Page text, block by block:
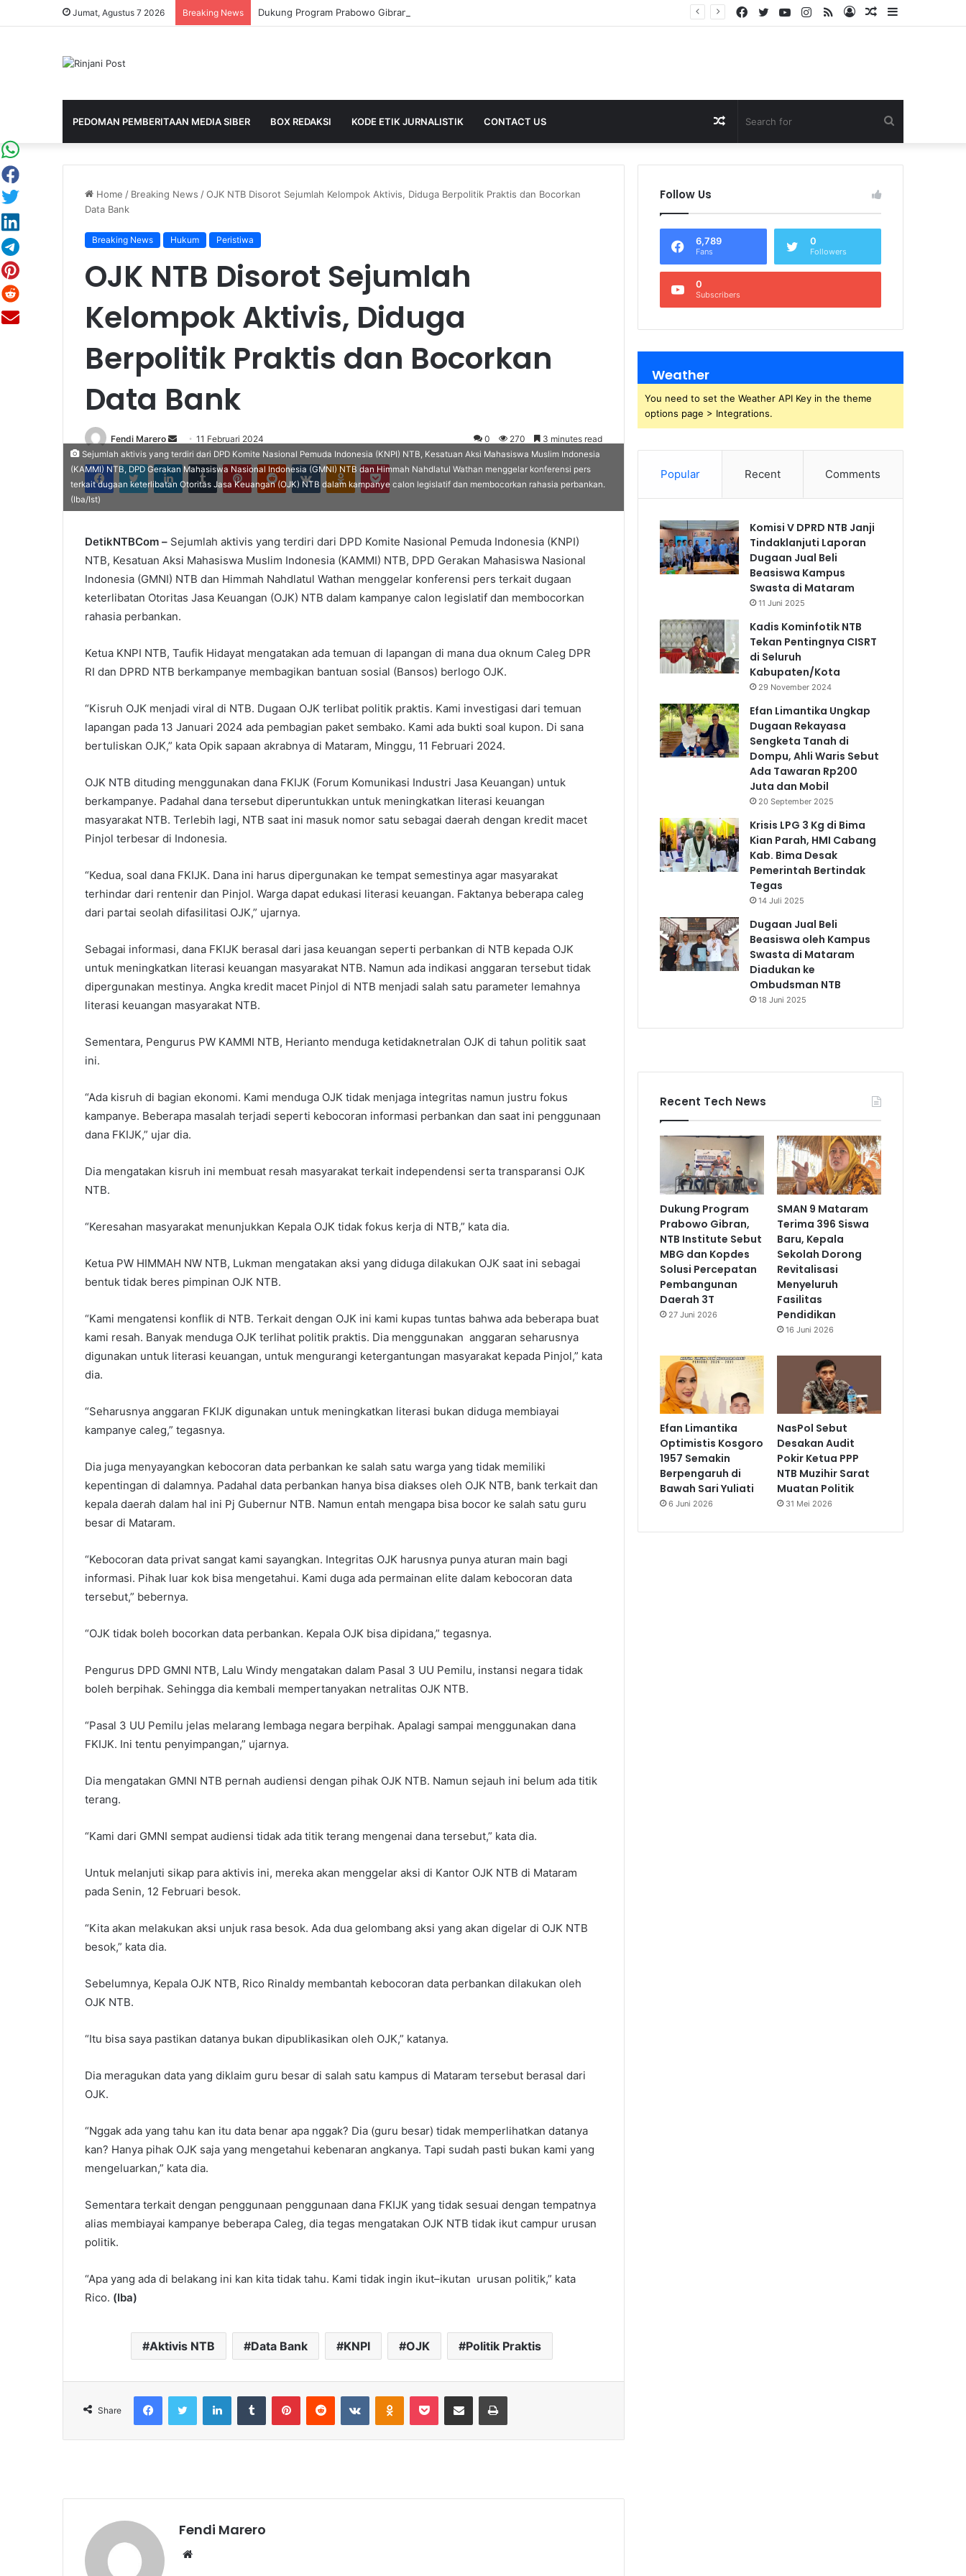
Jumat, Agustus 7 2026 Breaking News
Random
Log
RSS
Instagram
YouTube
Twitter
Facebook
PEDOMAN PEMBERITAAN MEDIA SIBER BOX REDAKSI KODE ETIK JURNALISTIK CONTACT US
for
Random
Article
Home / Breaking News /OJK NTB Disorot Sejumlah Kelompok Aktivis, Diduga Berpolitik Praktis dan Bocorkan
Data Bank
Breaking News Hukum Peristiwa
OJK NTB Disorot Sejumlah
Kelompok Aktivis, Diduga
Berpolitik Praktis dan Bocorkan
Data Bank
Fendi Marero
Send
an
email
11 Februari 2024 0 270 3 minutes read
FacebookTwitter LinkedIn Tumblr PinterestReddit VKontakteOdnoklassniki
Pocket
Sejumlah aktivis yang terdiri dari DPD Komite Nasional Pemuda Indonesia (KNPI) NTB, Kesatuan Aksi Mahasiswa Muslim Indonesia
(KAMMI) NTB, DPD Gerakan Mahasiswa Nasional Indonesia (GMNI) NTB dan Himmah Nahdlatul Wathan menggelar konferensi pers
terkait dugaan keterlibatan Otoritas Jasa Keuangan (OJK) NTB dalam kampanye calon legislatif dan membocorkan rahasia perbankan.
(Iba/Ist)
DetikNTBCom – Sejumlah aktivis yang terdiri dari DPD Komite Nasional Pemuda Indonesia (KNPI)
NTB, Kesatuan Aksi Mahasiswa Muslim Indonesia (KAMMI) NTB, DPD Gerakan Mahasiswa Nasional
Indonesia (GMNI) NTB dan Himmah Nahdlatul Wathan menggelar konferensi pers terkait dugaan
keterlibatan Otoritas Jasa Keuangan (OJK) NTB dalam kampanye calon legislatif dan membocorkan
rahasia perbankan.
Ketua KNPI NTB, Taufik Hidayat mengatakan ada temuan di lapangan di mana dua oknum Caleg DPR
RI dan DPRD NTB berkampanye membagikan bantuan sosial (Bansos) berlogo OJK.
“Kisruh OJK menjadi viral di NTB. Dugaan OJK terlibat politik praktis. Kami investigasi dari temuan
lapangan pada 13 Januari 2024 ada pembagian paket sembako. Kami ada bukti soal kupon. Di sana
bertuliskan OJK,” kata Opik sapaan akrabnya di Mataram, Minggu, 11 Februari 2024.
OJK NTB dituding menggunakan dana FKIJK (Forum Komunikasi Industri Jasa Keuangan) untuk
berkampanye. Padahal dana tersebut diperuntukkan untuk meningkatkan literasi keuangan
masyarakat NTB. Terlebih lagi, NTB saat ini masuk nomor satu sebagai daerah dengan kredit macet
Pinjol terbesar di Indonesia.
“Kedua, soal dana FKIJK. Dana ini harus dipergunakan ke tempat semestinya agar masyarakat
terhindar dari rentenir dan Pinjol. Warga dapat edukasi literasi keuangan. Faktanya beberapa caleg
dari partai seolah difasilitasi OJK,” ujarnya.
Sebagai informasi, dana FKIJK berasal dari jasa keuangan seperti perbankan di NTB kepada OJK
untuk meningkatkan literasi keuangan masyarakat NTB. Namun ada indikasi anggaran tersebut tidak
dipergunakan mestinya. Angka kredit macet Pinjol di NTB menjadi salah satu parameter lemahnya
literasi keuangan masyarakat NTB.
Sementara, Pengurus PW KAMMI NTB, Herianto menduga ketidaknetralan OJK di tahun politik saat
ini.
“Ada kisruh di bagian ekonomi. Kami menduga OJK tidak menjaga integritas namun justru fokus
kampanye. Beberapa masalah terjadi seperti kebocoran informasi perbankan dan saat ini penggunaan
dana FKIJK,” ujar dia.
Dia mengatakan kisruh ini membuat resah masyarakat terkait independensi serta transparansi OJK
NTB.
“Keresahan masyarakat menunjukkan Kepala OJK tidak fokus kerja di NTB,” kata dia.
Ketua PW HIMMAH NW NTB, Lukman mengatakan aksi yang diduga dilakukan OJK saat ini sebagai
bentuk tidak beres pimpinan OJK NTB.
“Kami mengatensi konflik di NTB. Terkait dengan OJK ini kami kupas tuntas bahwa ada beberapa buat
kami resah. Banyak menduga OJK terlihat politik praktis. Dia menggunakan anggaran seharusnya
digunakan untuk literasi keuangan, untuk mengurangi ketergantungan masyarakat kepada Pinjol,” kata
dia.
“Seharusnya anggaran FKIJK digunakan untuk meningkatkan literasi bukan diduga membiayai
kampanye caleg,” tegasnya.
Dia juga menyayangkan kebocoran data perbankan ke salah satu warga yang tidak memiliki
kepentingan di dalamnya. Padahal data perbankan hanya bisa diakses oleh OJK NTB, bank terkait dan
kepala daerah dalam hal ini Pj Gubernur NTB. Namun entah mengapa bisa bocor ke salah satu guru
besar di Mataram.
“Kebocoran data privat sangat kami sayangkan. Integritas OJK harusnya punya aturan main bagi
informasi. Pihak luar kok bisa mengetahui. Kami duga ada permainan elite dalam kebocoran data
tersebut,” bebernya.
“OJK tidak boleh bocorkan data perbankan. Kepala OJK bisa dipidana,” tegasnya.
Pengurus DPD GMNI NTB, Lalu Windy mengatakan dalam Pasal 3 UU Pemilu, instansi negara tidak
boleh berpihak. Sehingga dia kembali mempertanyakan netralitas OJK NTB.
“Pasal 3 UU Pemilu jelas melarang lembaga negara berpihak. Apalagi sampai menggunakan dana
FKIJK. Ini tentu penyimpangan,” ujarnya.
Dia mengatakan GMNI NTB pernah audiensi dengan pihak OJK NTB. Namun sejauh ini belum ada titik
terang.
“Kami dari GMNI sempat audiensi tidak ada titik terang mengenai dana tersebut,” kata dia.
Untuk melanjuti sikap para aktivis ini, mereka akan menggelar aksi di Kantor OJK NTB di Mataram
pada Senin, 12 Februari besok.
“Kita akan melakukan aksi unjuk rasa besok. Ada dua gelombang aksi yang akan digelar di OJK NTB
besok,” kata dia.
Sebelumnya, Kepala OJK NTB, Rico Rinaldy membantah kebocoran data perbankan dilakukan oleh
OJK NTB.
“Itu bisa saya pastikan datanya bukan dipublikasikan oleh OJK,” katanya.
Dia meragukan data yang diklaim guru besar di salah satu kampus di Mataram tersebut berasal dari
OJK.
“Nggak ada yang tahu kan itu data benar apa nggak? Dia (guru besar) tidak memperlihatkan datanya
kan? Hanya pihak OJK saja yang mengetahui kebenaran angkanya. Tapi sudah pasti bukan kami yang
mengeluarkan,” kata dia.
Sementara terkait dengan penggunaan penggunaan dana FKIJK yang tidak sesuai dengan tempatnya
alias membiayai kampanye beberapa Caleg, dia tegas mengatakan OJK NTB tidak ikut campur urusan
politik.
“Apa yang ada di belakang ini kan kita tidak tahu. Kami tidak ingin ikut–ikutan urusan politik,” kata
Rico. (Iba)
Aktivis NTB Data Bank KNPI OJK Politik Praktis
Share
FacebookTwitter LinkedIn Tumblr PinterestReddit VKontakteOdnoklassniki
Pocket Share via Email
Fendi Marero
Follow Us
6,789
Fans
0
Followers
0
Subscribers
Weather
You need to set the Weather API Key in the theme
options page > Integrations.
Popular Recent Comments
Komisi V DPRD NTB Janji
Tindaklanjuti Laporan
Dugaan Jual Beli
Beasiswa Kampus
Swasta di Mataram
11 Juni 2025
Kadis Kominfotik NTB
Tekan Pentingnya CISRT
di Seluruh
Kabupaten/Kota
29 November 2024
Efan Limantika Ungkap
Dugaan Rekayasa
Sengketa Tanah di
Dompu, Ahli Waris Sebut
Ada Tawaran Rp200
Juta dan Mobil
20 September 2025
Krisis LPG 3 Kg di Bima
Kian Parah, HMI Cabang
Kab. Bima Desak
Pemerintah Bertindak
Tegas
14 Juli 2025
Dugaan Jual Beli
Beasiswa oleh Kampus
Swasta di Mataram
Diadukan ke
Ombudsman NTB
18 Juni 2025
Recent Tech News
Dukung Program
Prabowo Gibran,
NTB Institute Sebut
MBG dan Kopdes
Solusi Percepatan
Pembangunan
Daerah 3T
27 Juni 2026
SMAN 9 Mataram
Terima 396 Siswa
Baru, Kepala
Sekolah Dorong
Revitalisasi
Menyeluruh
Fasilitas
Pendidikan
16 Juni 2026
Efan Limantika
Optimistis Kosgoro
1957 Semakin
Berpengaruh di
Bawah Sari Yuliati
6 Juni 2026
NasPol Sebut
Desakan Audit
Pokir Ketua PPP
NTB Muzihir Sarat
Muatan Politik
31 Mei 2026